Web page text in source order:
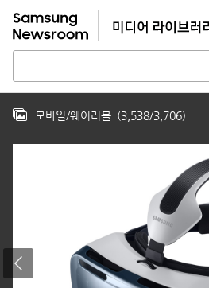
모바일/웨어러블 (3,538/3,706)